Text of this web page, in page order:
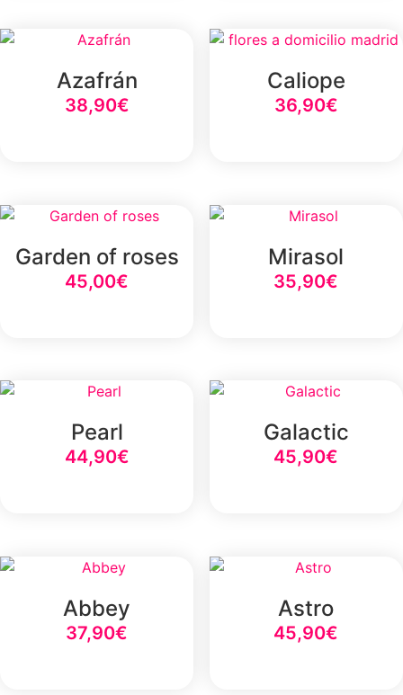
Azafrán
38,90€
Caliope
36,90€
Garden of roses
45,00€
Mirasol
35,90€
Pearl
44,90€
Galactic
45,90€
Abbey
37,90€
Astro
45,90€